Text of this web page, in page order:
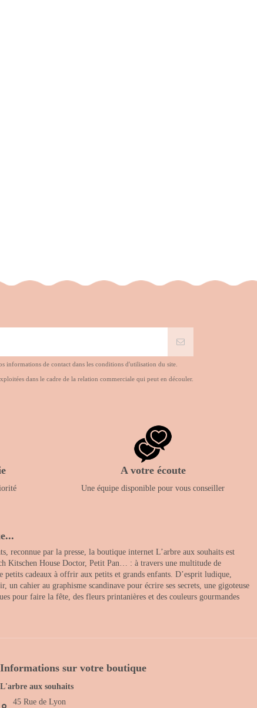
informations de contact dans les conditions d'utilisation du site.
dans le cadre de la relation commerciale qui peut en découler.
A votre écoute
Une équipe disponible pour vous conseiller
reconnue par la presse, la boutique internet L’arbre aux souhaits est
Kitschen House Doctor, Petit Pan… : à travers une multitude de
petits cadeaux à offrir aux petits et grands enfants. D’esprit ludique,
cahier au graphisme scandinave pour écrire ses secrets, une gigoteuse
pour faire la fête, des fleurs printanières et des couleurs gourmandes
Informations sur votre boutique
L'arbre aux souhaits
45 Rue de Lyon